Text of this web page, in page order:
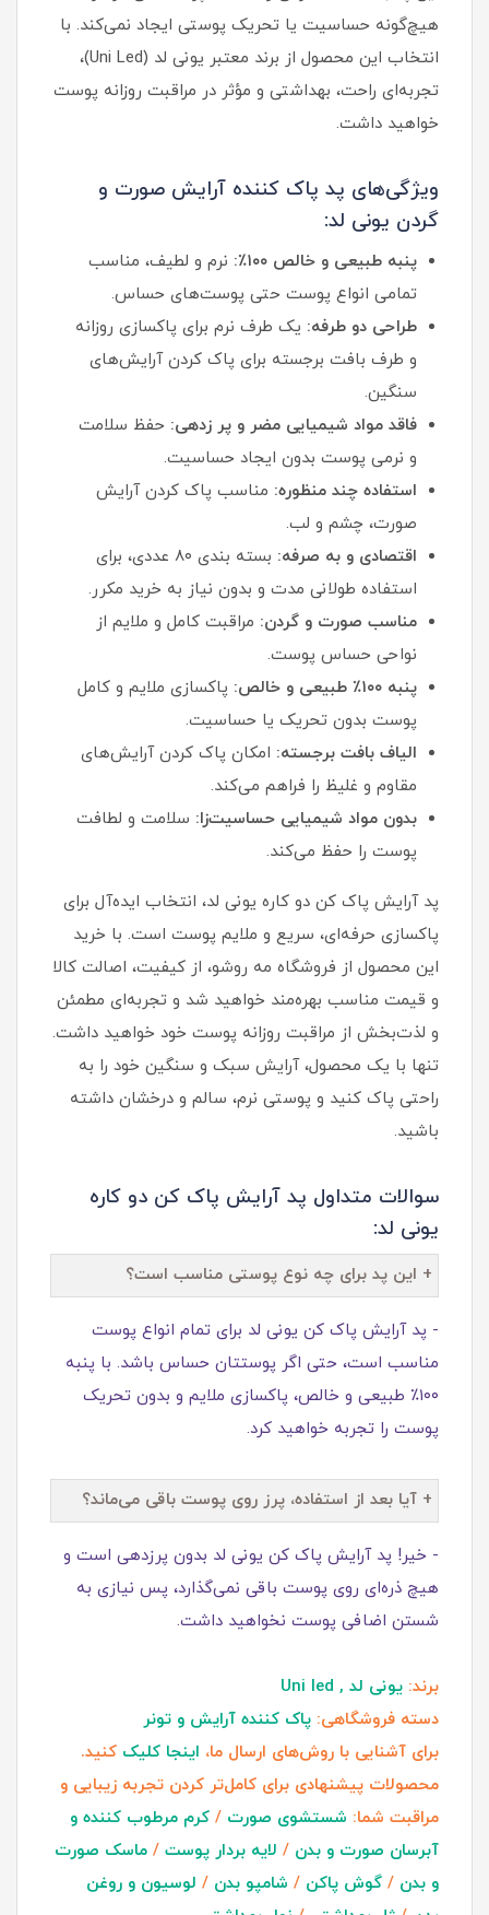
هیچ‌گونه حساسیت یا تحریک پوستی ایجاد نمی‌کند. با
انتخاب این محصول از برند معتبر یونی لد (Uni Led)،
تجربه‌ای راحت، بهداشتی و مؤثر در مراقبت روزانه پوست
خواهید داشت.
ویژگی‌های پد پاک کننده آرایش صورت و
گردن یونی لد:
پنبه طبیعی و خالص ۱۰۰٪:
نرم و لطیف، مناسب
تمامی انواع پوست حتی پوست‌های حساس.
طراحی دو طرفه: یک طرف نرم برای پاکسازی روزانه
و طرف بافت برجسته برای پاک کردن آرایش‌های
سنگین.
فاقد مواد شیمیایی مضر و پر زدهی: حفظ سلامت
و نرمی پوست بدون ایجاد حساسیت.
استفاده چند منظوره: مناسب پاک کردن آرایش
صورت، چشم و لب.
اقتصادی و به‌ صرفه:
بسته‌ بندی ۸۰ عددی، برای
استفاده طولانی‌ مدت و بدون نیاز به خرید مکرر.
مناسب صورت و گردن: مراقبت کامل و ملایم از
نواحی حساس پوست.
پنبه ۱۰۰٪ طبیعی و خالص:
پاکسازی ملایم و کامل
پوست بدون تحریک یا حساسیت.
الیاف بافت برجسته: امکان پاک کردن آرایش‌های
مقاوم و غلیظ را فراهم می‌کند.
بدون مواد شیمیایی حساسیت‌زا: سلامت و لطافت
پوست را حفظ می‌کند.
پد آرایش پاک کن دو کاره یونی لد، انتخاب ایده‌آل برای
پاکسازی حرفه‌ای، سریع و ملایم پوست است. با خرید
این محصول از فروشگاه مه روشو، از کیفیت، اصالت کالا
و قیمت مناسب بهره‌مند خواهید شد و تجربه‌ای مطمئن
و لذت‌بخش از مراقبت روزانه پوست خود خواهید داشت.
تنها با یک محصول، آرایش سبک و سنگین خود را به
راحتی پاک کنید و پوستی نرم، سالم و درخشان داشته
باشید.
سوالات متداول پد آرایش پاک کن دو کاره
یونی لد:
+ این پد برای چه نوع پوستی مناسب است؟
- پد آرایش پاک کن یونی لد برای تمام انواع پوست
مناسب است، حتی اگر پوستتان حساس باشد. با پنبه
۱۰۰٪ طبیعی و خالص، پاکسازی ملایم و بدون تحریک
پوست را تجربه خواهید کرد.
+ آیا بعد از استفاده، پرز روی پوست باقی می‌ماند؟
- خیر! پد آرایش پاک کن یونی لد بدون پرزدهی است و
هیچ ذره‌ای روی پوست باقی نمی‌گذارد، پس نیازی به
شستن اضافی پوست نخواهید داشت.
برند: یونی لد , Uni led
دسته فروشگاهی: پاک کننده آرایش و تونر
برای آشنایی با روش‌های ارسال ما، اینجا کلیک کنید.
محصولات پیشنهادی برای کامل‌تر کردن تجربه زیبایی و
مراقبت شما: شستشوی صورت / کرم مرطوب کننده و
آبرسان صورت و بدن / لایه بردار پوست / ماسک صورت
و بدن / گوش پاکن / شامپو بدن / لوسیون و روغن